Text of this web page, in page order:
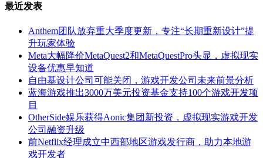
最近发表
Anthem团队放弃重大季度更新，专注“长期重新设计”提
升玩家体验
Meta大幅降价MetaQuest2和MetaQuestPro头显，虚拟现实
设备优惠早知道
自由基设计公司可能关闭，游戏开发公司未来前景分析
蓝海游戏推出3000万美元投资基金支持100个游戏开发项
目
OtherSide娱乐获得Aonic集团新投资，虚拟现实游戏开发
公司融资升级
前Netflix经理成立中西部地区游戏发行商，助力本地游
戏开发者